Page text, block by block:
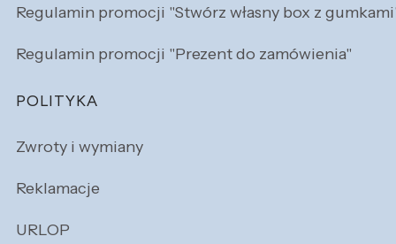
Regulamin promocji "Stwórz własny box z
Regulamin promocji "Prezent do zamówienia"
POLITYKA
Zwroty i wymiany
Reklamacje
URLOP